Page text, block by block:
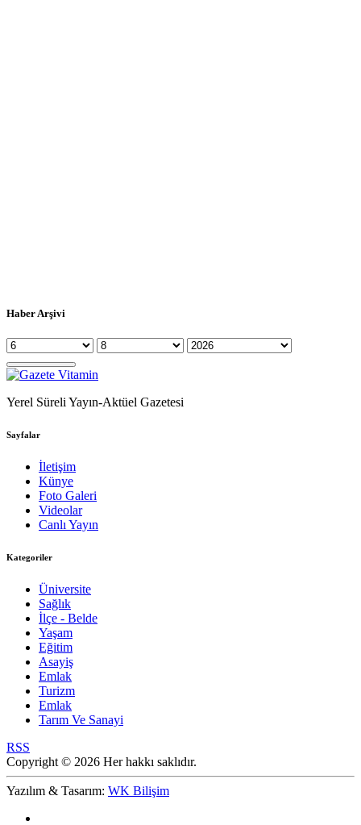
Haber Arşivi
Yerel Süreli Yayın-Aktüel Gazetesi
Sayfalar
İletişim
Künye
Foto Galeri
Videolar
Canlı Yayın
Kategoriler
Üniversite
Sağlık
İlçe - Belde
Yaşam
Eğitim
Asayiş
Emlak
Turizm
Emlak
Tarım Ve Sanayi
RSS
Copyright © 2026 Her hakkı saklıdır.
Yazılım & Tasarım: WK Bilişim